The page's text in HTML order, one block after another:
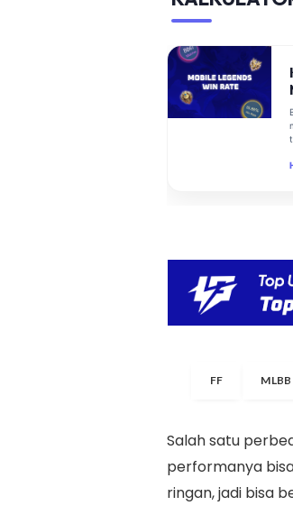
FF MLBB
Salah satu
performanya
ringan, jadi bisa